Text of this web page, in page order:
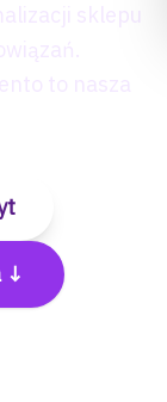
sklepu
↓